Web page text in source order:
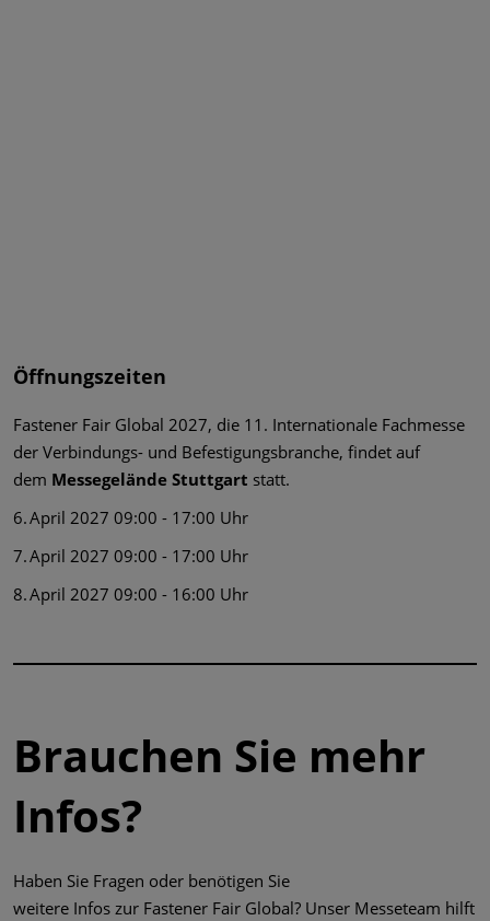
Öffnungszeiten
Fastener Fair Global 2027, die 11. Internationale Fachmesse
der Verbindungs- und Befestigungsbranche, findet auf
dem Messegelände Stuttgart statt.
6. April 2027 09:00 - 17:00 Uhr
7. April 2027 09:00 - 17:00 Uhr
8. April 2027 09:00 - 16:00 Uhr
Brauchen Sie mehr
Infos?
Haben Sie Fragen oder benötigen Sie
weitere Infos zur Fastener Fair Global? Unser Messeteam hilft